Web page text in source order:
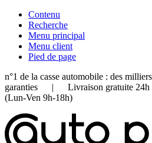
Contenu
Recherche
Menu principal
Menu client
Pied de page
n°1 de la casse automobile : des
garanties | Livraison gratuite
(Lun-Ven 9h-18h)